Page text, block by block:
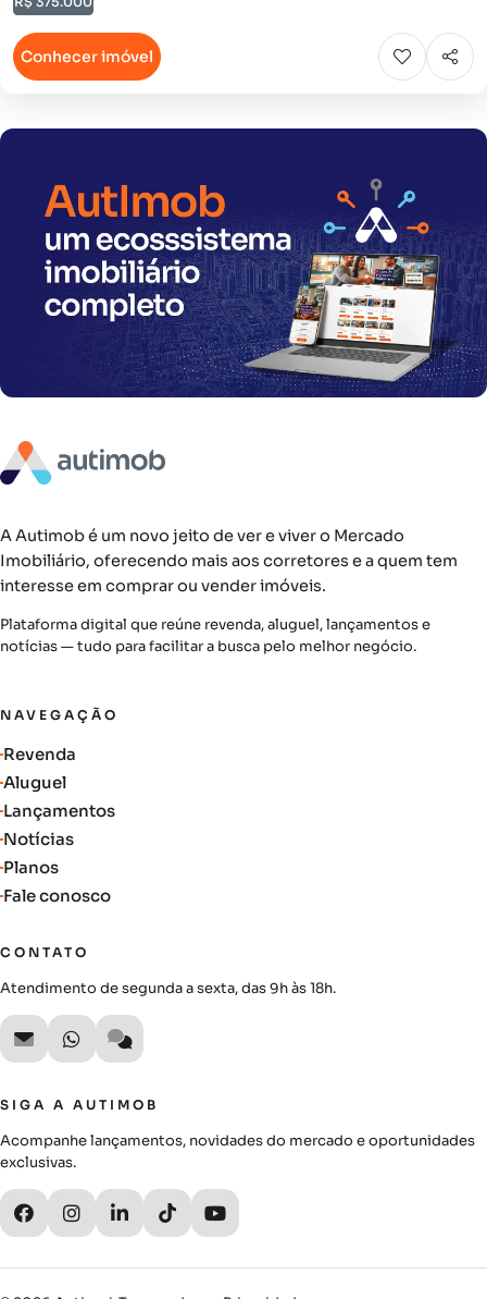
Conhecer imóvel
A Autimob é um novo jeito de ver e viver o Mercado
Imobiliário, oferecendo mais aos corretores e a quem tem
interesse em comprar ou vender imóveis.
Plataforma digital que reúne revenda, aluguel, lançamentos e
notícias — tudo para facilitar a busca pelo melhor negócio.
NAVEGAÇÃO
Revenda
Aluguel
Lançamentos
Notícias
Planos
Fale conosco
CONTATO
Atendimento de segunda a sexta, das 9h às 18h.
SIGA A AUTIMOB
Acompanhe lançamentos, novidades do mercado e oportunidades
exclusivas.